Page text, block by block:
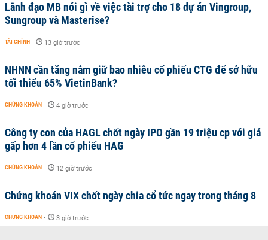
Lãnh đạo MB nói gì về việc tài trợ cho 18 dự án Vingroup,
Sungroup và Masterise?
TÀI CHÍNH - 13 giờ trước
NHNN cần tăng nắm giữ bao nhiêu cổ phiếu CTG để sở hữu
tối thiểu 65% VietinBank?
CHỨNG KHOÁN - 4 giờ trước
Công ty con của HAGL chốt ngày IPO gần 19 triệu cp với giá
gấp hơn 4 lần cổ phiếu HAG
CHỨNG KHOÁN - 12 giờ trước
Chứng khoán VIX chốt ngày chia cổ tức ngay trong tháng 8
CHỨNG KHOÁN - 3 giờ trước